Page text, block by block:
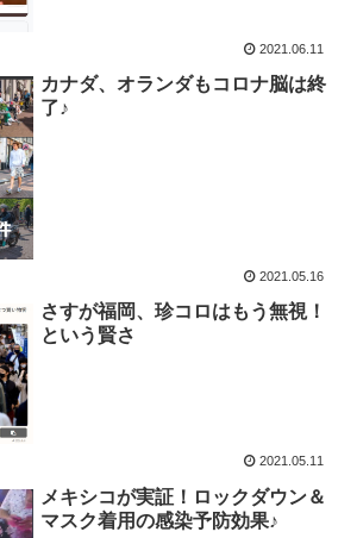
2021.06.11
カナダ、オランダもコロナ脳は終
了♪
2021.05.16
さすが福岡、珍コロはもう無視！
という賢さ
2021.05.11
メキシコが実証！ロックダウン＆
マスク着用の感染予防効果♪